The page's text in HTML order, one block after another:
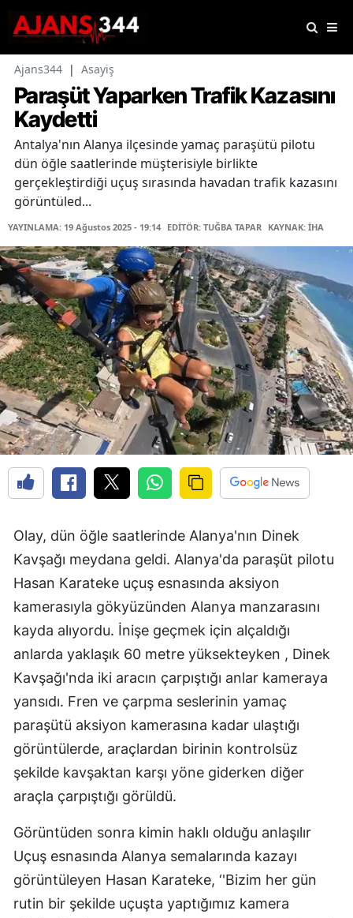
Ajans344 | Asayiş
Paraşüt Yaparken Trafik Kazasını
Kaydetti
Antalya'nın Alanya ilçesinde yamaç paraşütü pilotu
dün öğle saatlerinde müşterisiyle birlikte
gerçekleştirdiği uçuş sırasında havadan trafik kazasını
görüntüled...
YAYINLAMA: 19 Ağustos 2025 - 19:14 EDİTÖR: TUĞBA TAPAR KAYNAK: İHA
Olay, dün öğle saatlerinde Alanya'nın Dinek
Kavşağı meydana geldi. Alanya'da paraşüt pilotu
Hasan Karateke uçuş esnasında aksiyon
kamerasıyla gökyüzünden Alanya manzarasını
kayda alıyordu. İnişe geçmek için alçaldığı
anlarda yaklaşık 60 metre yüksekteyken , Dinek
Kavşağı'nda iki aracın çarpıştığı anlar kameraya
yansıdı. Fren ve çarpma seslerinin yamaç
paraşütü aksiyon kamerasına kadar ulaştığı
görüntülerde, araçlardan birinin kontrolsüz
şekilde kavşaktan karşı yöne giderken diğer
araçla çarpıştığı görüldü.
Görüntüden sonra kimin haklı olduğu anlaşılır
Uçuş esnasında Alanya semalarında kazayı
görüntüleyen Hasan Karateke, ‘'Bizim her gün
rutin bir şekilde uçuşta yaptığımız kamera